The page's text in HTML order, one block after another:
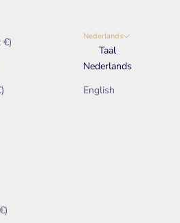
€)
Nederlands
Taal
Nederlands
English